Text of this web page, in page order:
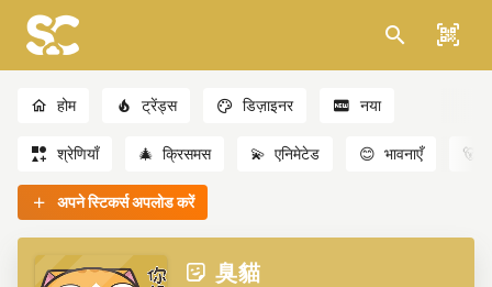
होम ट्रेंड्स डिज़ाइनर नया
श्रेणियाँ 🎄 क्रिसमस 💫 एनिमेटेड 😊 भावनाएँ 🐻
अपने स्टिकर्स अपलोड करें
臭貓